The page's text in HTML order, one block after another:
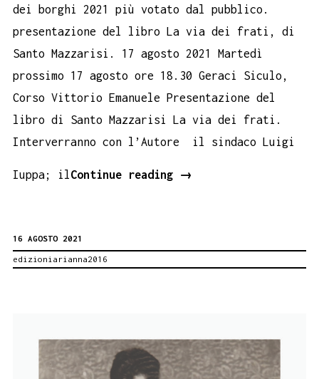
dei borghi 2021 più votato dal pubblico.
presentazione del libro La via dei frati, di
Santo Mazzarisi. 17 agosto 2021 Martedì
prossimo 17 agosto ore 18.30 Geraci Siculo,
Corso Vittorio Emanuele Presentazione del
libro di Santo Mazzarisi La via dei frati.
Interverranno con l’Autore il sindaco Luigi
Iuppa; ilContinue reading
LA
a
Geraci.
→
16 AGOSTO 2021
edizioniarianna2016